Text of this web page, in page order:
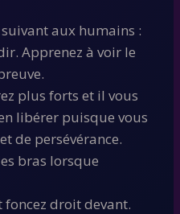
aux humains :
Apprenez à voir le
plus forts et il vous
libérer puisque vous
de persévérance.
bras lorsque
foncez droit devant.